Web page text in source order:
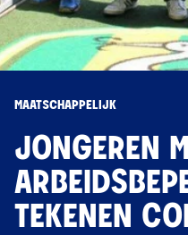
MAATSCHAPPELIJK
JONGEREN
TEKENEN